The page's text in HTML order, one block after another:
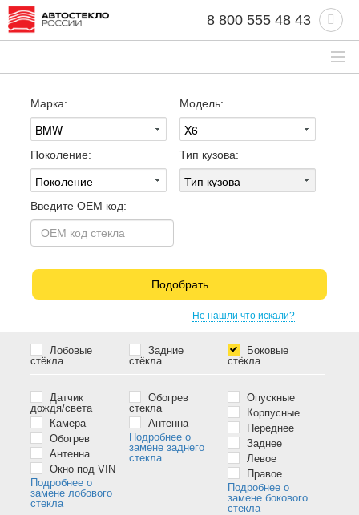
8 800 555 48 43
Марка: Модель:
Поколение: Тип кузова:
Введите OEM код:
Подобрать
Не нашли что искали?
Лобовые
стёкла
Датчик
дождя/света
Камера
Обогрев
Антенна
Окно под VIN
Подробнее о
замене лобового
стекла
Задние
стёкла
Обогрев
стекла
Антенна
Подробнее о
замене заднего
стекла
Боковые
стёкла
Опускные
Корпусные
Переднее
Заднее
Левое
Правое
Подробнее о
замене бокового
стекла